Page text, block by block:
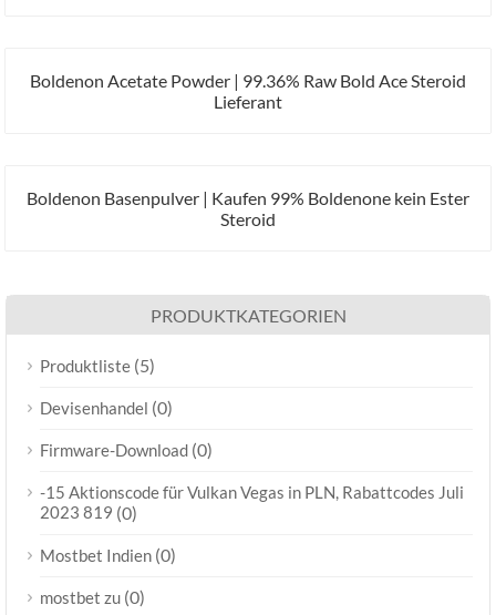
Boldenon Acetate Powder | 99.36% Raw Bold Ace Steroid
Lieferant
Boldenon Basenpulver | Kaufen 99% Boldenone kein Ester
Steroid
PRODUKTKATEGORIEN
Produktliste (5)
Devisenhandel (0)
Firmware-Download (0)
-15 Aktionscode für Vulkan Vegas in PLN, Rabattcodes Juli
2023 819 (0)
Mostbet Indien (0)
mostbet zu (0)